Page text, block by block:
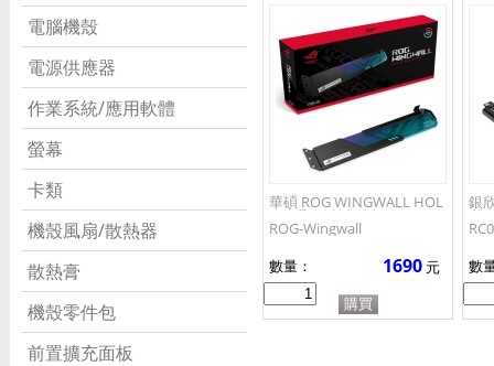
電腦機殼
電源供應器
作業系統/應用軟體
螢幕
卡類
機殼風扇/散熱器
散熱膏
機殼零件包
前置擴充面板
華碩 ROG WINGWALL HOL
DER 顯示卡支撐架
ROG-Wingwall
數量：
1690 元
銀
質
數